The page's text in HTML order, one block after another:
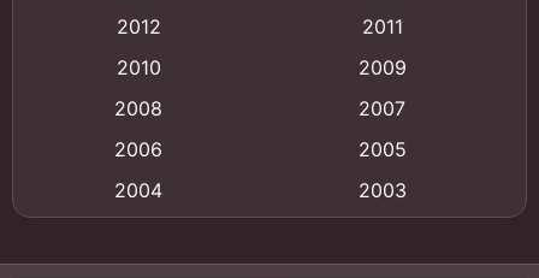
(9)
Big tits (นมใหญ่)
Bitch (ผู้หญิงร่าน)
2012
2011
2010
2009
2008
2007
2006
2005
2004
2003
2000
1999